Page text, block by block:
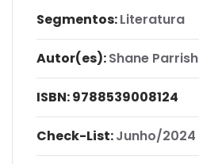
Segmentos:Literatura
Autor(es):Shane Parrish
ISBN:9788539008124
Check-List:Junho/2024